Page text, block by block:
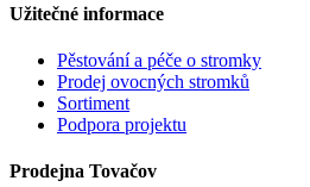
Užitečné informace
Pěstování a péče o stromky
Prodej ovocných stromků
Sortiment
Podpora projektu
Prodejna Tovačov